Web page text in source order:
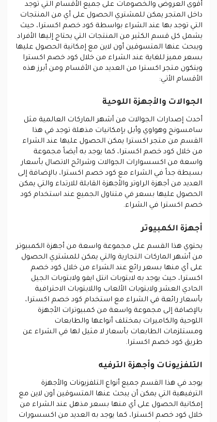
أقوى العروض والخصومات على جميع الأقسام التي توجد
داخل المتجر يمكن للمشتري الحصول على أي من المنتجات
التي توجد بها عند الشراء بواسطة كود خصم اكسترا، حيث
يشمل كل قسم الكثير من المنتجات التي يحتاج إليها الأفراد
ويبحث عنها المتسوقين أون لاين مع إمكانية الحصول عليها
بسعر مميز للغاية عند الشراء من خلال كود خصم اكسترا
ويتكون متجر اكسترا من العديد من الأقسام ومن أبرز هذه
الأقسام الأتي:
الجوالات والأجهزة اللوحية
أحدث إصدارات الجوالات من أشهر الماركات العالمية مثل
سامسونج وهواوي وأبل بإمكانيات مذهلة توجد في هذا
القسم من متجر اكسترا يمكن الحصول عليها عند الشراء
من خلال كود خصم اكسترا، كما يوجد به أيضاً مجموعة
واسعة من اكسسوارات الجوالات وشرائح الاتصال بأسعار
بسيطة جداً في الشراء مع كود خصم اكسترا، بالإضافة إلى
العديد من أجهزة الراوتر والأجهزة القابلة للارتداء والتي يمكن
الحصول عليها بسعر في متناول الجميع عند استخدام كود
خصم اكسترا في الشراء.
أجهزة الكمبيوتر
يحتوي هذا القسم على مجموعة واسعة من أجهزة الكمبيوتر
من أشهر الماركات التجارية والتي يمكن للمشتري الحصول
على أي منها بسعر رائع عند الشراء من خلال كود خصم
اكسترا، حيث يوجد به لابتوبات انتل ايفو ولابتوبات الجيل
الحادي العشر ولابتوبات الألعاب واللابتوبات الاحترافية
بأسعار رائعة في الشراء مع استخدام كود خصم اكسترا،
بالإضافة إلى مجموعة واسعة من كمبيوترات الأجهزة
اللوحية والكاميرات بمختلف أنواعها والطابعات
ومستلزمات الطابعات بأسعار لا مثيل لها في الشراء عن
طريق كود خصم اكسترا.
التلفزيونات وأجهزة الترفيه
يوجد في هذا القسم جميع أنواع التلفزيونات والأجهزة
الترفيهية التي يمكن أن يبحث عنها المتسوقين أون لاين مع
إمكانية الحصول على أي منها بسعر مذهل عند الشراء من
خلال كود خصم اكسترا، كما يوجد به العديد من اكسسورات